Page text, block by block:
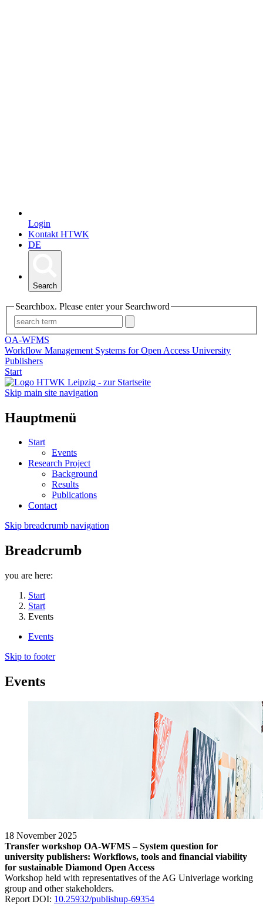
Login
Kontakt HTWK
DE
Search
Searchbox. Please enter your Searchword
OA-WFMS
Workflow Management Systems for Open Access University
Publishers
Start
Skip main site navigation
Hauptmenü
Start
Events
Research Project
Background
Results
Publications
Contact
Skip breadcrumb navigation
Breadcrumb
you are here:
Start
Start
Events
Events
Skip to footer
Events
18 November 2025
Transfer workshop OA-WFMS – System question for
university publishers: Workflows, tools and financial viability
for sustainable Diamond Open Access
Workshop held with representatives of the AG Univerlage working
group and other stakeholders.
Report DOI: 10.25932/publishup-69354